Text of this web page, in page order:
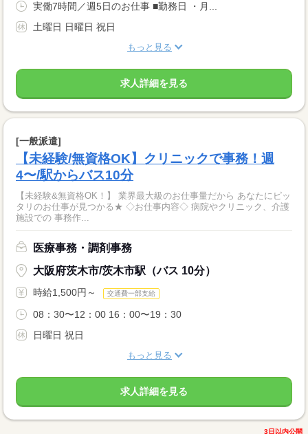
実働7時間／週5日のお仕事 ■勤務日 ・月...
土曜日 日曜日 祝日
もっと見る
求人詳細を見る
[一般派遣]
【未経験/無資格OK】クリニックで事務！週
4〜/駅からバス10分
【未経験&無資格OK！】 業界最大級のお仕事量だから あなたにピッ
タリのお仕事が見つかる★ ◇お仕事内容◇ 病院やクリニック、介護
施設での 事務作...
医療事務・調剤事務
大阪府茨木市/茨木市駅（バス 10分）
時給1,500円～ 交通費一部支給
08：30〜12：00 16：00〜19：30
日曜日 祝日
もっと見る
求人詳細を見る
3日以内公開